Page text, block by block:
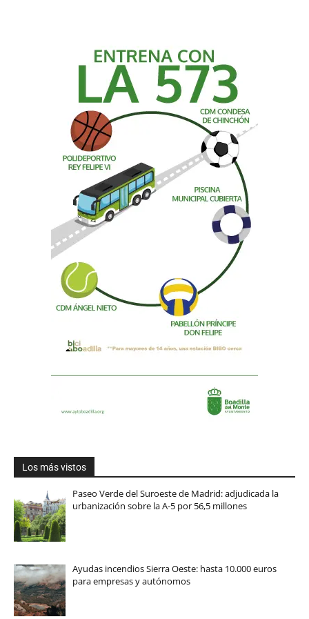
Los más vistos
Paseo Verde del Suroeste de Madrid: adjudicada la
urbanización sobre la A-5 por 56,5 millones
Ayudas incendios Sierra Oeste: hasta 10.000 euros
para empresas y autónomos